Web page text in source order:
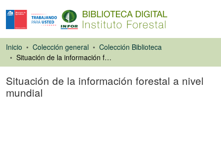
Inicio Colección general
Colección Biblioteca
Situación de la información forestal a nivel mundial
Situación de la información forestal a nivel
mundial